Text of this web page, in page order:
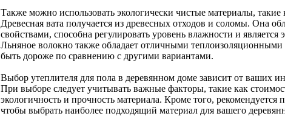
Также можно использовать экологически чистые материалы, такие
Древесная вата получается из древесных отходов и соломы. Она
свойствами, способна регулировать уровень влажности и
Льняное волокно также обладает отличными
быть дороже по сравнению с другими вариантами.
Выбор утеплителя для пола в деревянном доме зависит от ваших
При выборе следует учитывать важные факторы, такие как
экологичность и прочность материала. Кроме того, рекомендуется
чтобы выбрать наиболее подходящий материал для вашего